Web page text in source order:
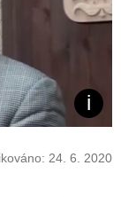
24. 6. 2020